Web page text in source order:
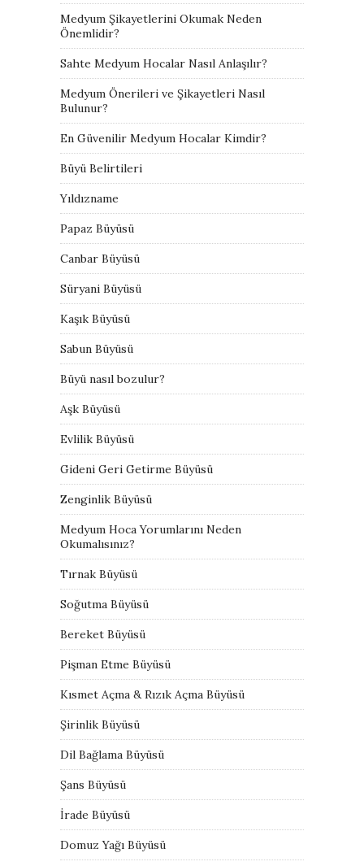
Medyum Şikayetlerini Okumak Neden
Önemlidir?
Sahte Medyum Hocalar Nasıl Anlaşılır?
Medyum Önerileri ve Şikayetleri Nasıl
Bulunur?
En Güvenilir Medyum Hocalar Kimdir?
Büyü Belirtileri
Yıldızname
Papaz Büyüsü
Canbar Büyüsü
Süryani Büyüsü
Kaşık Büyüsü
Sabun Büyüsü
Büyü nasıl bozulur?
Aşk Büyüsü
Evlilik Büyüsü
Gideni Geri Getirme Büyüsü
Zenginlik Büyüsü
Medyum Hoca Yorumlarını Neden
Okumalısınız?
Tırnak Büyüsü
Soğutma Büyüsü
Bereket Büyüsü
Pişman Etme Büyüsü
Kısmet Açma & Rızık Açma Büyüsü
Şirinlik Büyüsü
Dil Bağlama Büyüsü
Şans Büyüsü
İrade Büyüsü
Domuz Yağı Büyüsü